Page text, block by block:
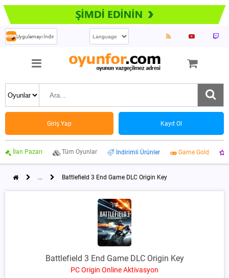
Uygulamayı İndir
Giriş Yap Kayıt Ol
İlan Pazarı Tüm Oyunlar İndirimli Ürünler Game Gold
... Battlefield 3 End Game DLC Origin Key
Battlefield 3 End Game DLC Origin Key
PC Origin Online Aktivasyon